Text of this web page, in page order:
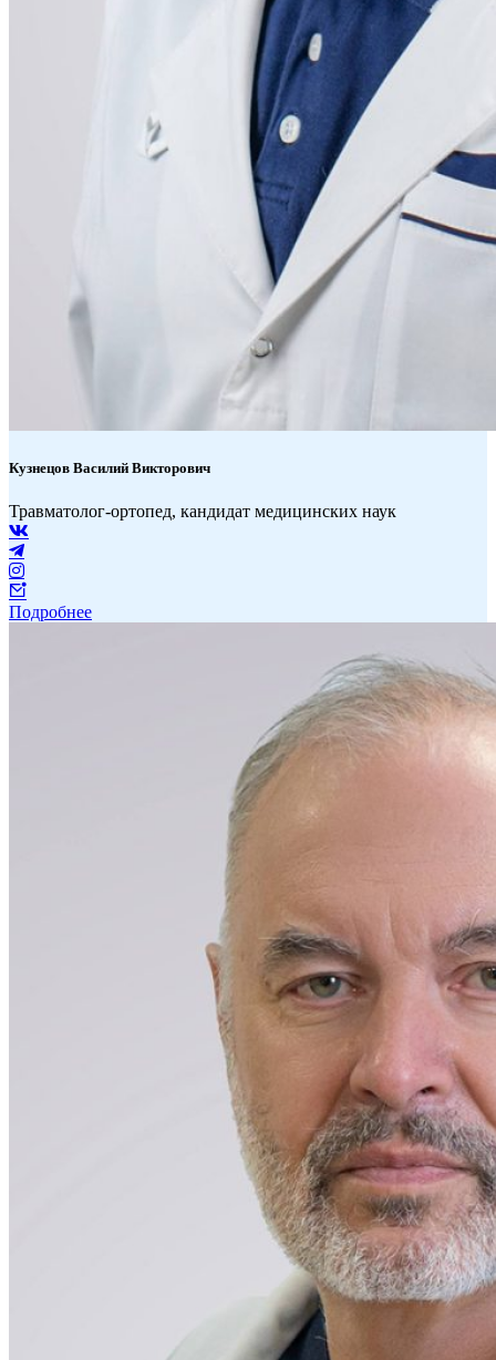
Кузнецов Василий Викторович
Травматолог-ортопед, кандидат медицинских наук
Подробнее